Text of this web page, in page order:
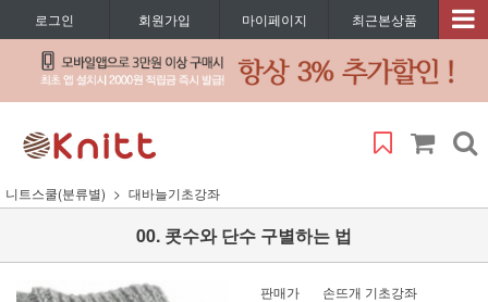
로그인 회원가입 마이페이지 최근본상품
니트스쿨(분류별) 대바늘기초강좌
00. 콧수와 단수 구별하는 법
판매가
손뜨개 기초강좌